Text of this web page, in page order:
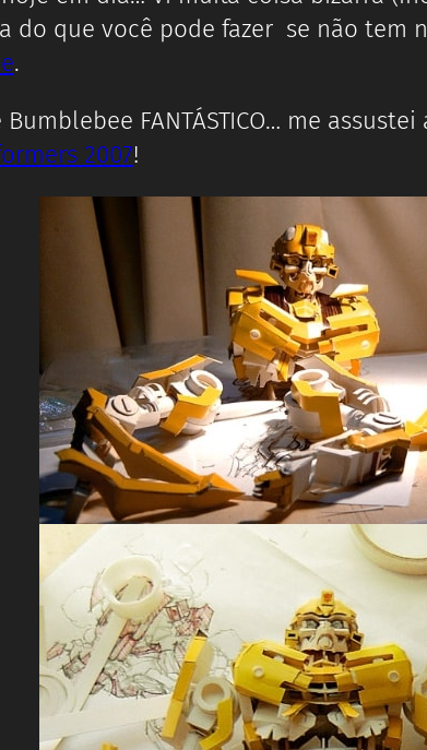
do que você pode fazer se não tem
.
FANTÁSTICO… me
2007!